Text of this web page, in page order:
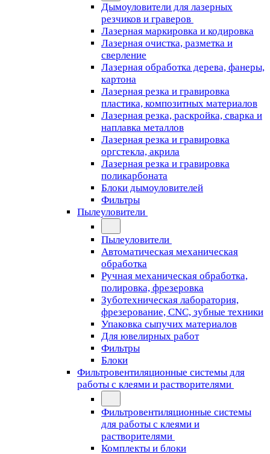
Дымоуловители для лазерных
резчиков и граверов
Лазерная маркировка и кодировка
Лазерная очистка, разметка и
сверление
Лазерная обработка дерева, фанеры,
картона
Лазерная резка и гравировка
пластика, композитных материалов
Лазерная резка, раскройка, сварка и
наплавка металлов
Лазерная резка и гравировка
оргстекла, акрила
Лазерная резка и гравировка
поликарбоната
Блоки дымоуловителей
Фильтры
Пылеуловители
Пылеуловители
Автоматическая механическая
обработка
Ручная механическая обработка,
полировка, фрезеровка
Зуботехническая лаборатория,
фрезерование, CNC, зубные техники
Упаковка сыпучих материалов
Для ювелирных работ
Фильтры
Блоки
Фильтровентиляционные системы для
работы с клеями и растворителями
Фильтровентиляционные системы
для работы с клеями и
растворителями
Комплекты и блоки